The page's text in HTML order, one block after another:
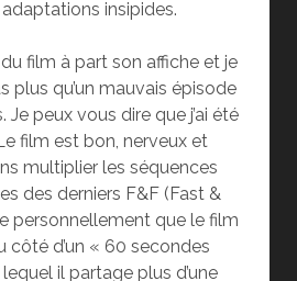
insipides.
du film à part son affiche et je
plus qu’un mauvais épisode
Je peux vous dire que j’ai été
film est bon, nerveux et
multiplier les séquences
des derniers F&F (Fast &
personnellement que le film
côté d’un « 60 secondes
il partage plus d’une